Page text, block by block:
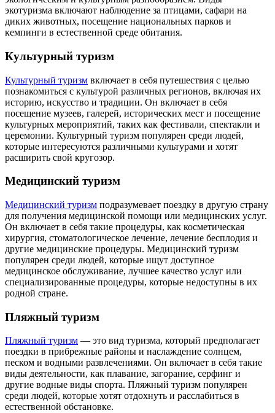
экотуризма включают наблюдение за птицами, сафари на
диких животных, посещение национальных парков и
кемпинги в естественной среде обитания.
Культурный туризм
Культурный туризм включает в себя путешествия с целью
познакомиться с культурой различных регионов, включая их
историю, искусство и традиции. Он включает в себя
посещение музеев, галерей, исторических мест и посещение
культурных мероприятий, таких как фестивали, спектакли и
церемонии. Культурный туризм популярен среди людей,
которые интересуются различными культурами и хотят
расширить свой кругозор.
Медицинский туризм
Медицинский туризм подразумевает поездку в другую страну
для получения медицинской помощи или медицинских услуг.
Он включает в себя такие процедуры, как косметическая
хирургия, стоматологическое лечение, лечение бесплодия и
другие медицинские процедуры. Медицинский туризм
популярен среди людей, которые ищут доступное
медицинское обслуживание, лучшее качество услуг или
специализированные процедуры, которые недоступны в их
родной стране.
Пляжный туризм
Пляжный туризм — это вид туризма, который предполагает
поездки в прибрежные районы и наслаждение солнцем,
песком и водными развлечениями. Он включает в себя такие
виды деятельности, как плавание, загорание, серфинг и
другие водные виды спорта. Пляжный туризм популярен
среди людей, которые хотят отдохнуть и расслабиться в
естественной обстановке.